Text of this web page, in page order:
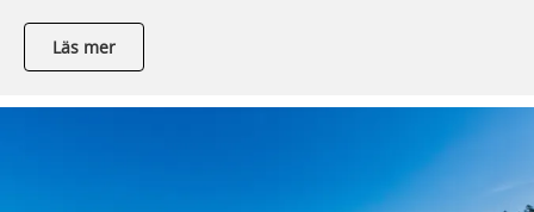
Läs mer